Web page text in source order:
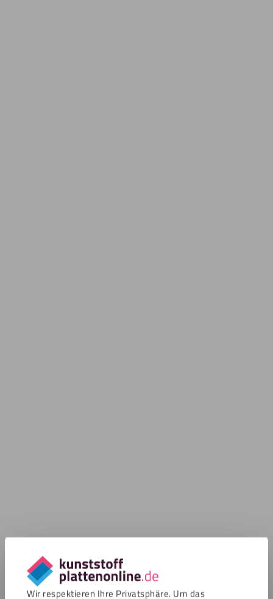
Wir respektieren Ihre Privatsphäre. Um das